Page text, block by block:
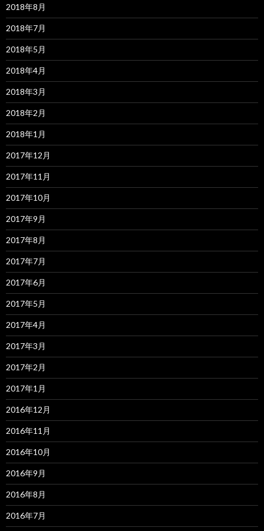
2018年8月
2018年7月
2018年5月
2018年4月
2018年3月
2018年2月
2018年1月
2017年12月
2017年11月
2017年10月
2017年9月
2017年8月
2017年7月
2017年6月
2017年5月
2017年4月
2017年3月
2017年2月
2017年1月
2016年12月
2016年11月
2016年10月
2016年9月
2016年8月
2016年7月